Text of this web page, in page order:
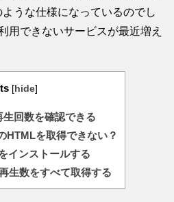
うな仕様になっているのでし
用できないサービスが最近増え
[ hide]
回数を確認できる
HTMLを取得できない？
インストールする
生数をすべて取得する